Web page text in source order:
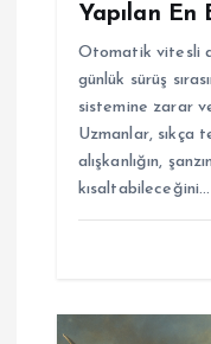
Yapılan En
Otomatik vitesli
günlük sürüş
sistemine zarar
Uzmanlar, sıkça
alışkanlığın,
kısaltabileceğini…